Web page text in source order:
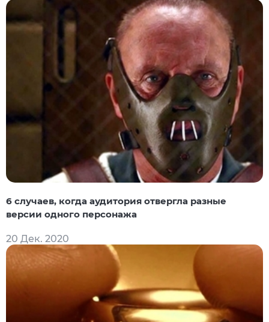
6 случаев, когда аудитория отвергла разные
версии одного персонажа
20 Дек. 2020